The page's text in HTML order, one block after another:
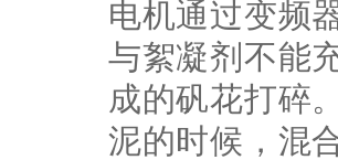
电机通过变频
与絮凝剂不能
成的矾花打碎
泥的时候，混